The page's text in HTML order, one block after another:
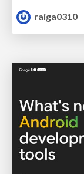
raiga0310